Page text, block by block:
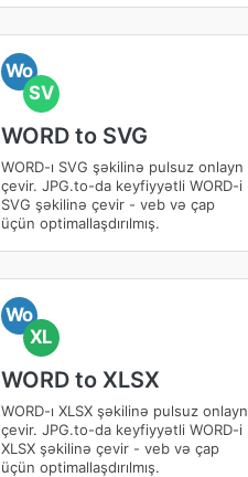
Wo
SV
WORD to SVG
WORD-ı SVG şəkilinə pulsuz onlayn
çevir. JPG.to-da keyfiyyətli WORD-i
SVG şəkilinə çevir - veb və çap
üçün optimallaşdırılmış.
Wo
XL
WORD to XLSX
WORD-ı XLSX şəkilinə pulsuz onlayn
çevir. JPG.to-da keyfiyyətli WORD-i
XLSX şəkilinə çevir - veb və çap
üçün optimallaşdırılmış.